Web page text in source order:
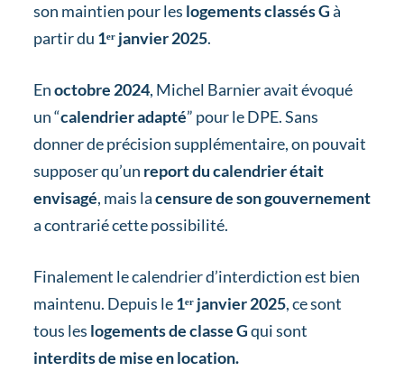
son maintien pour les logements classés Gà
partir du 1ᵉʳ janvier 2025.
Enoctobre 2024, Michel Barnier avait évoqué
un “calendrier adapté” pour le DPE. Sans
donner de précision supplémentaire, on pouvait
supposer qu’un report du calendrier était
envisagé, mais lacensure de son gouvernement
a contrarié cette possibilité.
Finalement le calendrier d’interdiction est bien
maintenu. Depuis le1ᵉʳ janvier 2025, ce sont
tous les logements de classe Gqui sont
interdits de mise en location.